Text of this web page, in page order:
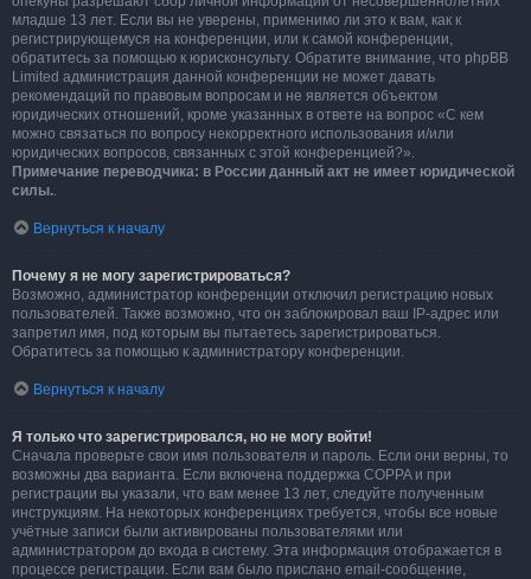
младше 13 лет. Если вы не уверены, применимо ли это к вам, как к
регистрирующемуся на конференции, или к самой конференции,
обратитесь за помощью к юрисконсульту. Обратите внимание, что phpBB
Limited администрация данной конференции не может давать
рекомендаций по правовым вопросам и не является объектом
юридических отношений, кроме указанных в ответе на вопрос «С кем
можно связаться по вопросу некорректного использования и/или
юридических вопросов, связанных с этой конференцией?».
Примечание переводчика: в России данный акт не имеет юридической
силы..
Вернуться к началу
Почему я не могу зарегистрироваться?
Возможно, администратор конференции отключил регистрацию новых
пользователей. Также возможно, что он заблокировал ваш IP-адрес или
запретил имя, под которым вы пытаетесь зарегистрироваться.
Обратитесь за помощью к администратору конференции.
Вернуться к началу
Я только что зарегистрировался, но не могу войти!
Сначала проверьте свои имя пользователя и пароль. Если они верны, то
возможны два варианта. Если включена поддержка COPPA и при
регистрации вы указали, что вам менее 13 лет, следуйте полученным
инструкциям. На некоторых конференциях требуется, чтобы все новые
учётные записи были активированы пользователями или
администратором до входа в систему. Эта информация отображается в
процессе регистрации. Если вам было прислано email-сообщение,